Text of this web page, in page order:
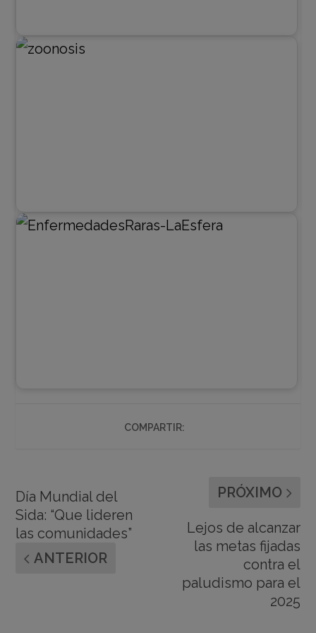
COMPARTIR:
Día Mundial del
Sida: “Que lideren
las comunidades”
ANTERIOR
PRÓXIMO
Lejos de alcanzar
las metas fijadas
contra el
paludismo para el
2025